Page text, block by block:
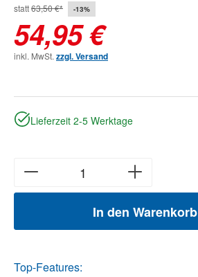
statt63,50 €* -13%
54,95 €
inkl. MwSt. zzgl. Versand
Lieferzeit 2-5 Werktage
In den Warenkorb
Top-Features: